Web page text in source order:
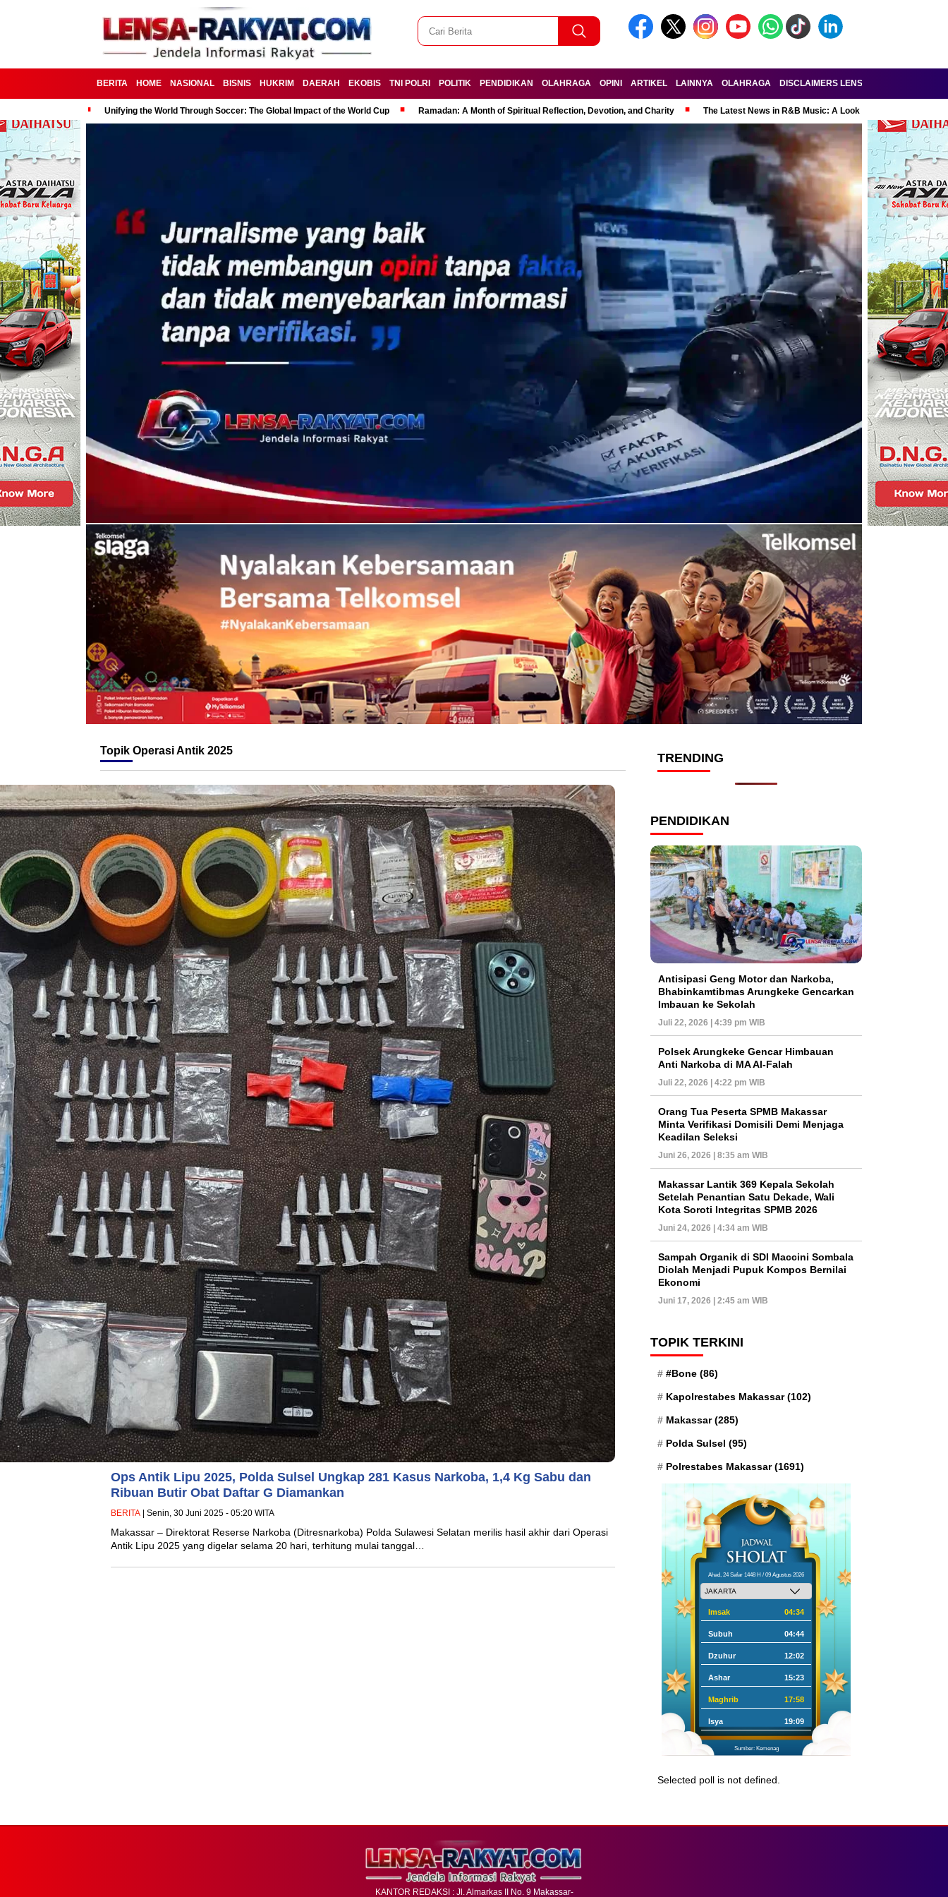
BERITA HOME NASIONAL BISNIS HUKRIM DAERAH EKOBIS TNI POLRI POLITIK PENDIDIKAN OLAHRAGA OPINI ARTIKEL LAINNYA OLAHRAGA DISCLAIMERS LENSA-RAKYAT.COM
Unifying the World Through Soccer: The Global Impact of the World Cup Ramadan: A Month of Spiritual Reflection, Devotion, and Charity The Latest News in R&B Music: A Look at Super Bowl
Topik Operasi Antik 2025
Ops Antik Lipu 2025, Polda Sulsel Ungkap 281 Kasus Narkoba, 1,4 Kg Sabu dan
Ribuan Butir Obat Daftar G Diamankan
BERITA | Senin, 30 Juni 2025 - 05:20 WITA
Makassar – Direktorat Reserse Narkoba (Ditresnarkoba) Polda Sulawesi Selatan merilis hasil akhir dari Operasi
Antik Lipu 2025 yang digelar selama 20 hari, terhitung mulai tanggal…
TRENDING
PENDIDIKAN
Antisipasi Geng Motor dan Narkoba,
Bhabinkamtibmas Arungkeke Gencarkan
Imbauan ke Sekolah
Juli 22, 2026 | 4:39 pm WIB
Polsek Arungkeke Gencar Himbauan
Anti Narkoba di MA Al-Falah
Juli 22, 2026 | 4:22 pm WIB
Orang Tua Peserta SPMB Makassar
Minta Verifikasi Domisili Demi Menjaga
Keadilan Seleksi
Juni 26, 2026 | 8:35 am WIB
Makassar Lantik 369 Kepala Sekolah
Setelah Penantian Satu Dekade, Wali
Kota Soroti Integritas SPMB 2026
Juni 24, 2026 | 4:34 am WIB
Sampah Organik di SDI Maccini Sombala
Diolah Menjadi Pupuk Kompos Bernilai
Ekonomi
Juni 17, 2026 | 2:45 am WIB
TOPIK TERKINI
#Bone (86)
Kapolrestabes Makassar(102)
Makassar(285)
Polda Sulsel (95)
Polrestabes Makassar(1691)
Ahad, 24 Safar 1448 H / 09 Agustus 2026
Imsak 04:34
Subuh 04:44
Dzuhur 12:02
Ashar 15:23
Maghrib 17:58
Isya 19:09
Sumber: Kemenag
Selected poll is not defined.
KANTOR REDAKSI : Jl. Almarkas II No. 9 Makassar-